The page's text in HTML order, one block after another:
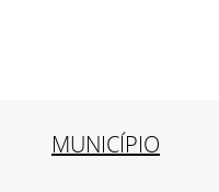
MUNICÍPIO